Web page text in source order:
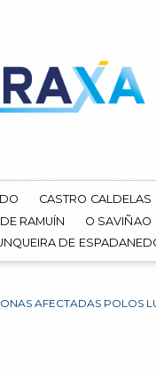
CASTRO CALDELAS
RAMUÍN O SAVIÑAO
DE
AFECTADAS POLOS